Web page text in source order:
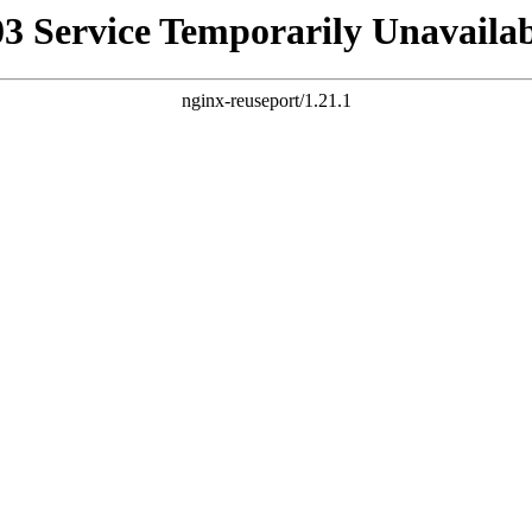
Service Temporarily
nginx-reuseport/1.21.1